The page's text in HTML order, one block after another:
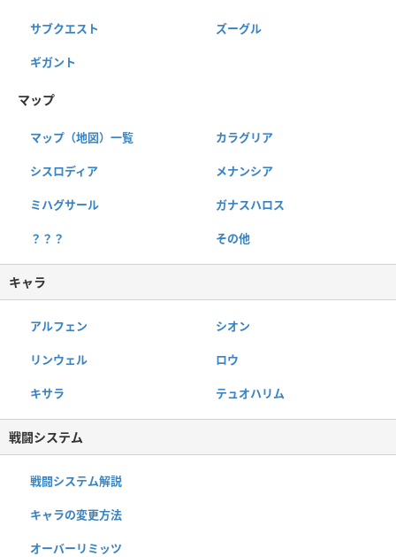
サブクエスト ズーグル
ギガント
マップ
マップ（地図）一覧 カラグリア
シスロディア メナンシア
ミハグサール ガナスハロス
？？？ その他
キャラ
アルフェン シオン
リンウェル ロウ
キサラ テュオハリム
戦闘システム
戦闘システム解説
キャラの変更方法
オーバーリミッツ